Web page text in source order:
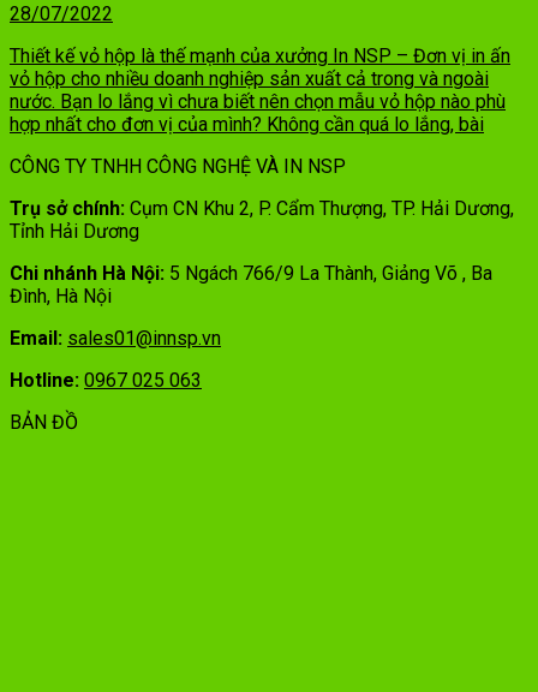
28/07/2022
Thiết kế vỏ hộp là thế mạnh của xưởng In NSP – Đơn vị in ấn
vỏ hộp cho nhiều doanh nghiệp sản xuất cả trong và ngoài
nước. Bạn lo lắng vì chưa biết nên chọn mẫu vỏ hộp nào phù
hợp nhất cho đơn vị của mình? Không cần quá lo lắng, bài
CÔNG TY TNHH CÔNG NGHỆ VÀ IN NSP
Trụ sở chính: Cụm CN Khu 2, P. Cẩm Thượng, TP. Hải Dương,
Tỉnh Hải Dương
Chi nhánh Hà Nội: 5 Ngách 766/9 La Thành, Giảng Võ , Ba
Đình, Hà Nội
Email: sales01@innsp.vn
Hotline: 0967 025 063
BẢN ĐỒ